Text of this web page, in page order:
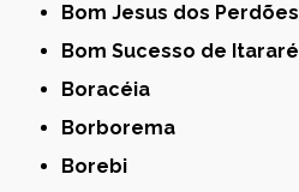
Bom Jesus dos Perdões
Bom Sucesso de Itararé
Boracéia
Borborema
Borebi